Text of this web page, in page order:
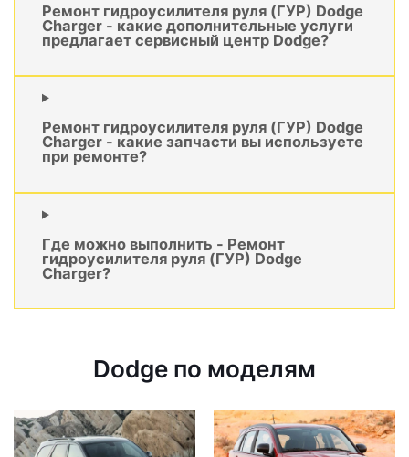
Ремонт гидроусилителя руля (ГУР) Dodge
Charger - какие дополнительные услуги
предлагает сервисный центр Dodge?
Ремонт гидроусилителя руля (ГУР) Dodge
Charger - какие запчасти вы используете
при ремонте?
Где можно выполнить - Ремонт
гидроусилителя руля (ГУР) Dodge
Charger?
Dodge по моделям